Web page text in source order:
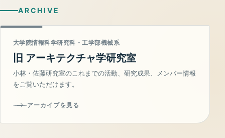
ARCHIVE
大学院情報科学研究科・工学部機械系
旧 アーキテクチャ学研究室
小林・佐藤研究室のこれまでの活動、研究成果、メンバー情報
をご覧いただけます。
アーカイブを見る